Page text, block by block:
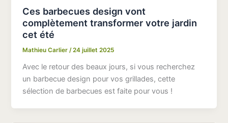
Ces barbecues design vont
complètement transformer votre jardin
cet été
Mathieu Carlier/24 juillet 2025
Avec le retour des beaux jours, si vous recherchez
un barbecue design pour vos grillades, cette
sélection de barbecues est faite pour vous !